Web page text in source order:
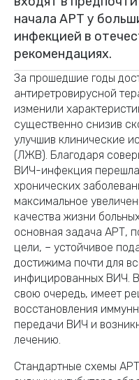
начала АРТ у
инфекцией в
рекомендациях.
За прошедшие годы
антиретровирусной
изменили
существенно снизив
улучшив клинические
(ЛЖВ). Благодаря
ВИЧ-инфекция
хронических
максимальное
качества жизни
основная задача АРТ,
цели, – устойчивое
достижима почти для
инфицированных ВИЧ.
свою очередь, имеет
восстановления
передачи ВИЧ и
лечению.
Стандартные схемы